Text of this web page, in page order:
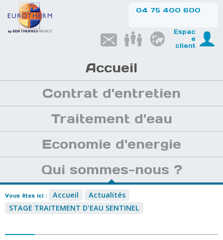
Espac
e
client
04 75 400 600
Accueil
Contrat d'entretien
Traitement d'eau
Economie d'energie
Qui sommes-nous ?
Vous êtes ici : Accueil
Actualités
STAGE TRAITEMENT D'EAU SENTINEL